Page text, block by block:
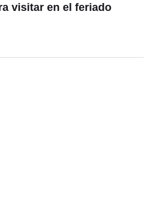
visitar en el feriado